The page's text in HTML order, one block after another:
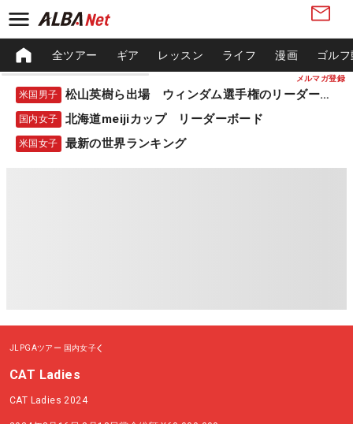
メルマガ登録
全ツアー ギア レッスン ライフ 漫画 ゴル
米国男子 松山英樹ら出場 ウィンダム選手権のリーダーボード
国内女子 北海道meijiカップ リーダーボード
米国女子 最新の世界ランキング
JLPGAツアー 国内女子
CAT Ladies
CAT Ladies 2024